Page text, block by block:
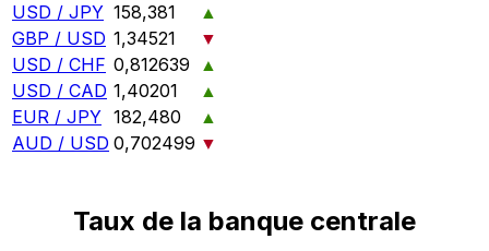
USD / JPY 158,381
▲
GBP / USD 1,34521
▼
USD / CHF 0,812639
▲
USD / CAD 1,40201
▲
EUR / JPY 182,480
▲
AUD / USD 0,702499 ▼
Taux de la banque centrale